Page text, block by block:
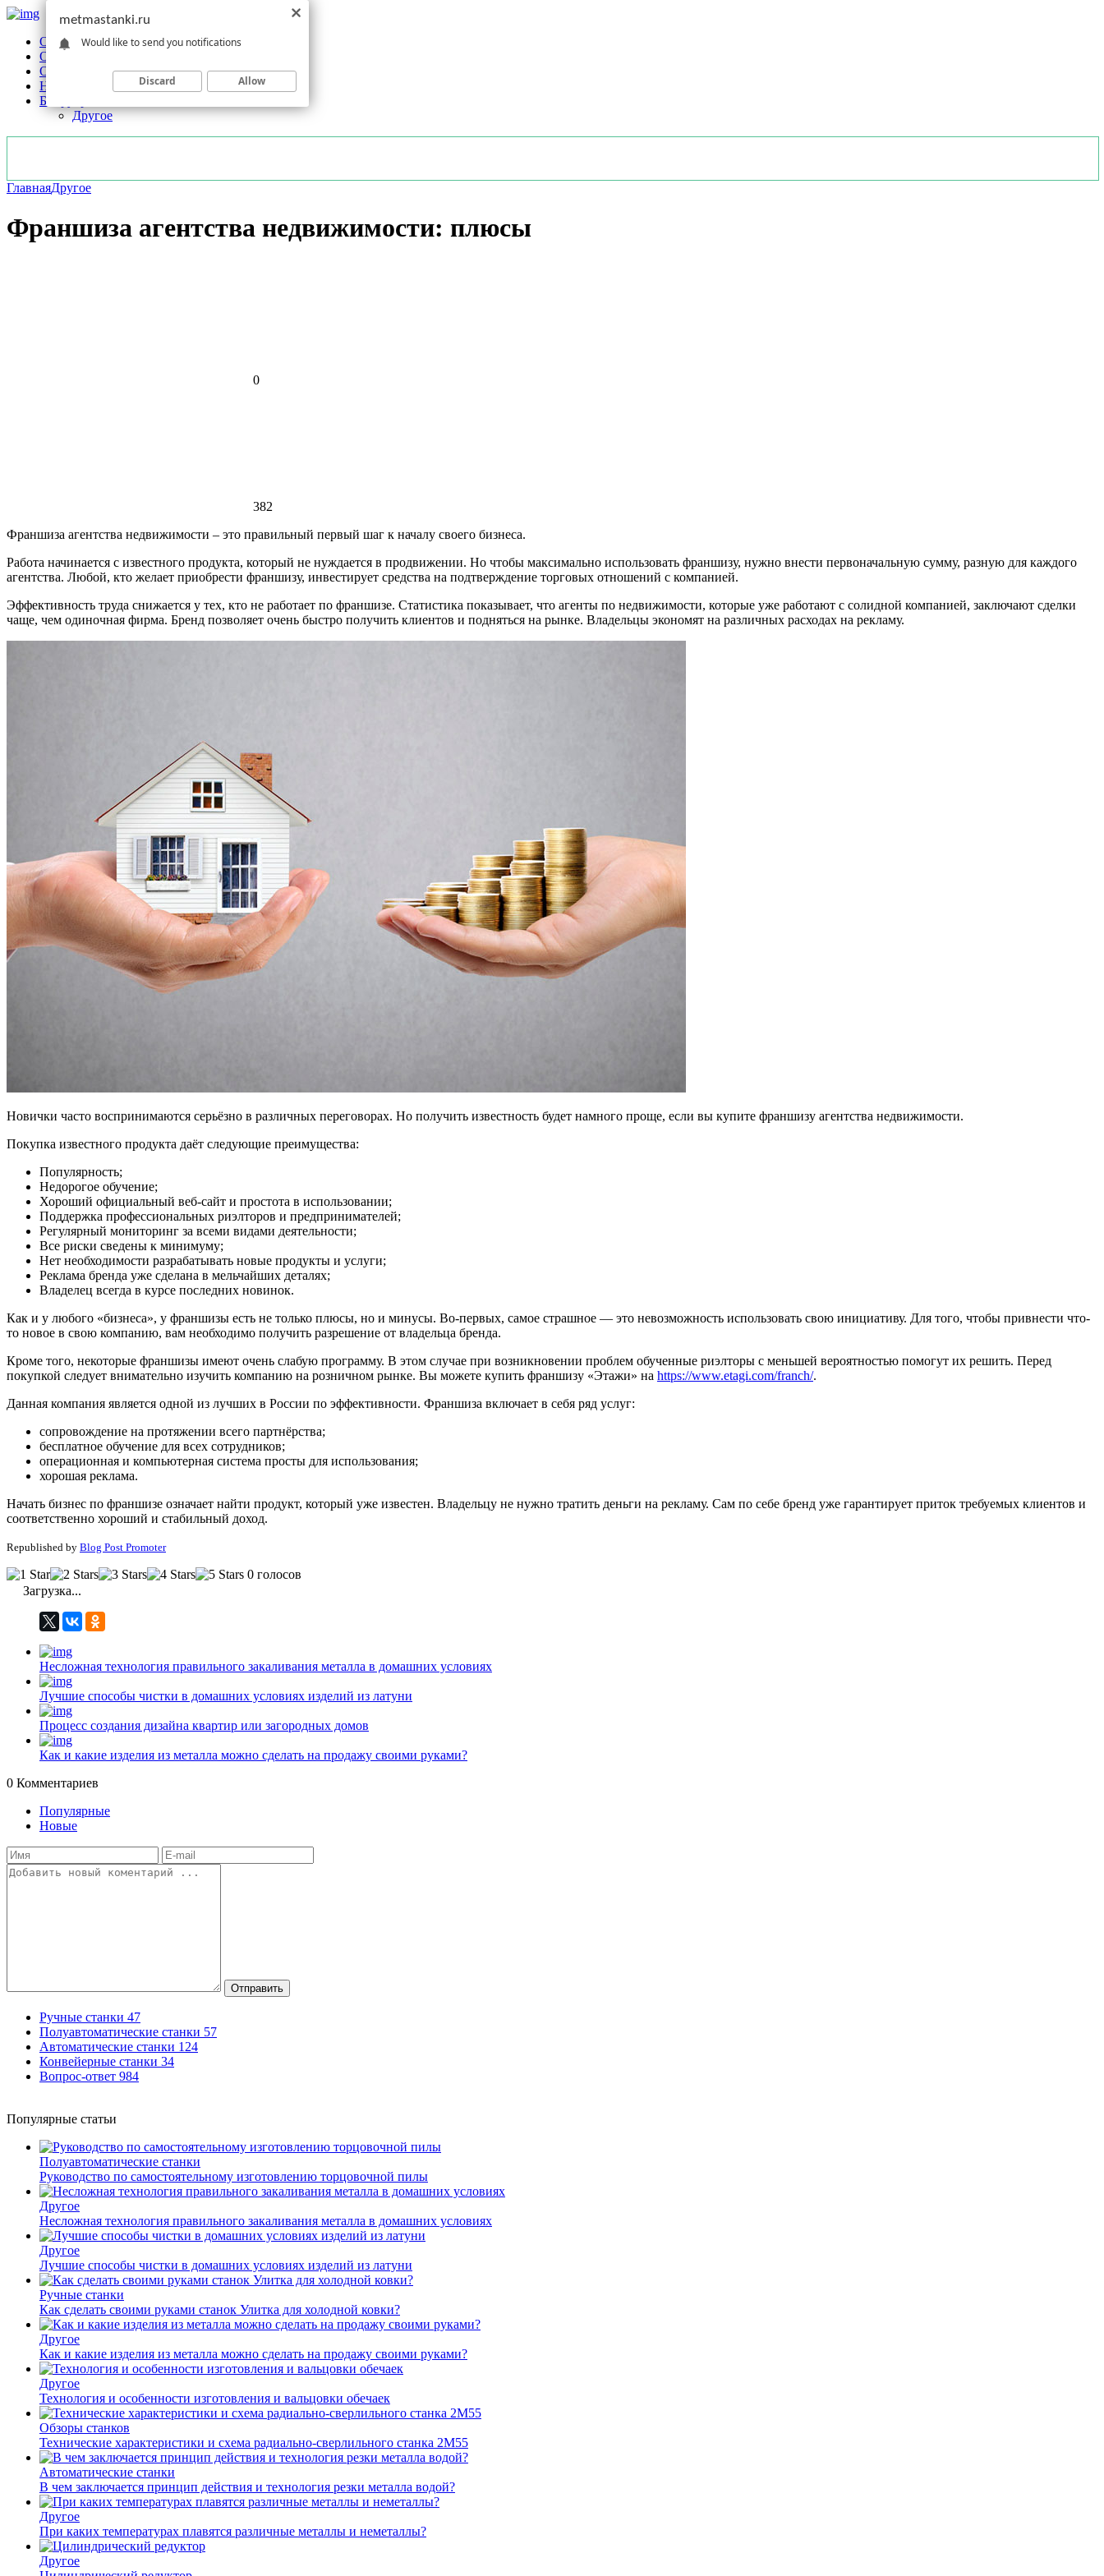
Обзоры станков
Оборудование
Обработка
Новости отрасли
Без рубрики
Другое
ГлавнаяДругое
Франшиза агентства недвижимости: плюсы
0
382
Франшиза агентства недвижимости – это правильный первый шаг к началу своего бизнеса.
Работа начинается с известного продукта, который не нуждается в продвижении. Но чтобы максимально использовать франшизу, нужно внести первоначальную сумму, разную для каждого
агентства. Любой, кто желает приобрести франшизу, инвестирует средства на подтверждение торговых отношений с компанией.
Эффективность труда снижается у тех, кто не работает по франшизе. Статистика показывает, что агенты по недвижимости, которые уже работают с солидной компанией, заключают сделки
чаще, чем одиночная фирма. Бренд позволяет очень быстро получить клиентов и подняться на рынке. Владельцы экономят на различных расходах на рекламу.
Новички часто воспринимаются серьёзно в различных переговорах. Но получить известность будет намного проще, если вы купите франшизу агентства недвижимости.
Покупка известного продукта даёт следующие преимущества:
Популярность;
Недорогое обучение;
Хороший официальный веб-сайт и простота в использовании;
Поддержка профессиональных риэлторов и предпринимателей;
Регулярный мониторинг за всеми видами деятельности;
Все риски сведены к минимуму;
Нет необходимости разрабатывать новые продукты и услуги;
Реклама бренда уже сделана в мельчайших деталях;
Владелец всегда в курсе последних новинок.
Как и у любого «бизнеса», у франшизы есть не только плюсы, но и минусы. Во-первых, самое страшное — это невозможность использовать свою инициативу. Для того, чтобы привнести что-
то новое в свою компанию, вам необходимо получить разрешение от владельца бренда.
Кроме того, некоторые франшизы имеют очень слабую программу. В этом случае при возникновении проблем обученные риэлторы с меньшей вероятностью помогут их решить. Перед
покупкой следует внимательно изучить компанию на розничном рынке. Вы можете купить франшизу «Этажи» на https://www.etagi.com/franch/.
Данная компания является одной из лучших в России по эффективности. Франшиза включает в себя ряд услуг:
сопровождение на протяжении всего партнёрства;
бесплатное обучение для всех сотрудников;
операционная и компьютерная система просты для использования;
хорошая реклама.
Начать бизнес по франшизе означает найти продукт, который уже известен. Владельцу не нужно тратить деньги на рекламу. Сам по себе бренд уже гарантирует приток требуемых клиентов и
соответственно хороший и стабильный доход.
Republished by Blog Post Promoter
0 голосов
Загрузка...
Несложная технология правильного закаливания металла в домашних условиях
Лучшие способы чистки в домашних условиях изделий из латуни
Процесс создания дизайна квартир или загородных домов
Как и какие изделия из металла можно сделать на продажу своими руками?
0 Комментариев
Популярные
Новые
Отправить
Ручные станки 47
Полуавтоматические станки 57
Автоматические станки 124
Конвейерные станки 34
Вопрос-ответ 984
Популярные статьи
Полуавтоматические станки
Руководство по самостоятельному изготовлению торцовочной пилы
Другое
Несложная технология правильного закаливания металла в домашних условиях
Другое
Лучшие способы чистки в домашних условиях изделий из латуни
Ручные станки
Как сделать своими руками станок Улитка для холодной ковки?
Другое
Как и какие изделия из металла можно сделать на продажу своими руками?
Другое
Технология и особенности изготовления и вальцовки обечаек
Обзоры станков
Технические характеристики и схема радиально-сверлильного станка 2М55
Автоматические станки
В чем заключается принцип действия и технология резки металла водой?
Другое
При каких температурах плавятся различные металлы и неметаллы?
Другое
metmastanki.ru
Would like to send you notifications
Discard Allow